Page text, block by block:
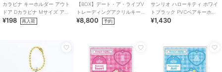
カラビナ キーホルダー アウト
ドア Dカラビナ Mサイズ アル
ミアクセサリー
¥198 再入荷
【BOX】デート・ア・ライブV
トレーディングアクリルキー
ホルダー ゴシックドール
¥8,800 予約
サンリオ ハローキティ ホワイ
トブラック PVCペアキーホル
ダー Sanrio
¥1,430